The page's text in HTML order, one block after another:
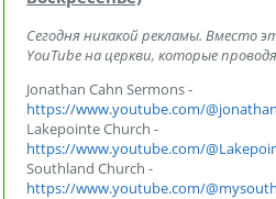
Сегодня никакой рекламы. Вместо
YouTube на церкви, которые
Jonathan Cahn Sermons -
https://www.youtube.com/
Lakepointe Church -
https://www.youtube.com/
Southland Church -
https://www.youtube.com/